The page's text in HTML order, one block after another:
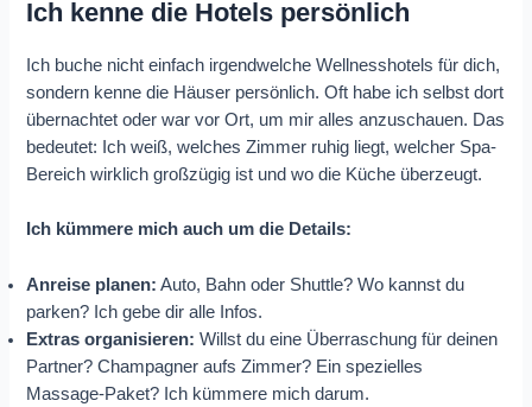
Ich kenne die Hotels persönlich
Ich buche nicht einfach irgendwelche Wellnesshotels für dich,
sondern kenne die Häuser persönlich. Oft habe ich selbst dort
übernachtet oder war vor Ort, um mir alles anzuschauen. Das
bedeutet: Ich weiß, welches Zimmer ruhig liegt, welcher Spa-
Bereich wirklich großzügig ist und wo die Küche überzeugt.
Ich kümmere mich auch um die Details:
Anreise planen: Auto, Bahn oder Shuttle? Wo kannst du
parken? Ich gebe dir alle Infos.
Extras organisieren: Willst du eine Überraschung für deinen
Partner? Champagner aufs Zimmer? Ein spezielles
Massage-Paket? Ich kümmere mich darum.